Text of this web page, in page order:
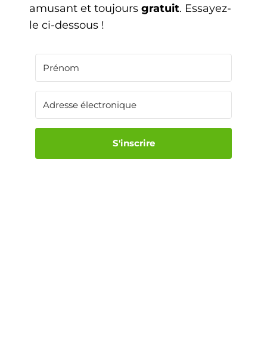
amusant et toujours gratuit. Essayez-
le ci-dessous !
S'inscrire